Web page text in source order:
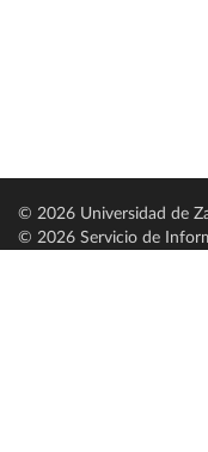
© 2026 Universidad de
© 2026 Servicio de